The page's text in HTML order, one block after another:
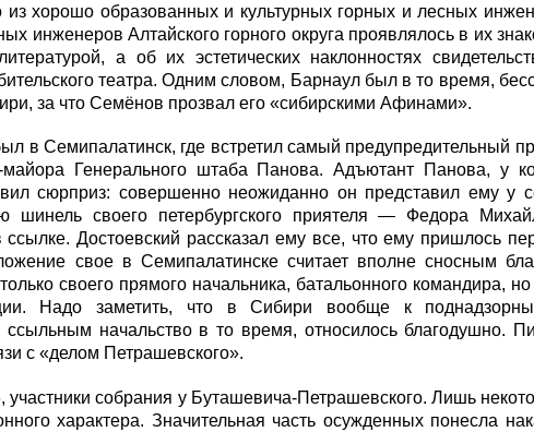
хорошо образованных и культурных горных и лесных
инженеров Алтайского горного округа проявлялось в их
а об их эстетических наклонностях
театра. Одним словом, Барнаул был в то время,
за что Семёнов прозвал его «сибирскими Афинами».
в Семипалатинск, где встретил самый предупредительный
майора Генерального штаба Панова. Адъютант Панова, у
сюрприз: совершенно неожиданно он представил ему у
шинель своего петербургского приятеля — Федора
ссылке. Достоевский рассказал ему все, что ему пришлось
свое в Семипалатинске считает вполне сносным
своего прямого начальника, батальонного командира,
Надо заметить, что в Сибири вообще к
начальство в то время, относилось благодушно.
с «делом Петрашевского».
собрания у Буташевича-Петрашевского. Лишь
характера. Значительная часть осужденных понесла